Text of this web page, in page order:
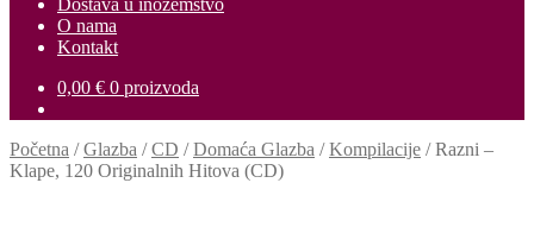
Dostava u inozemstvo
O nama
Kontakt
0,00 € 0 proizvoda
Početna /Glazba /CD /Domaća Glazba /Kompilacije /Razni –
Klape, 120 Originalnih Hitova (CD)